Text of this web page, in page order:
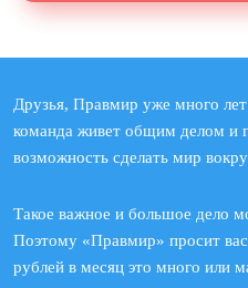
Друзья, Правмир уже много
команда живет общим делом и
возможность сделать мир
Такое важное и большое дело
Поэтому «Правмир» просит
рублей в месяц это много или